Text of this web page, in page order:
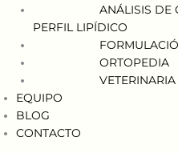
ANÁLISIS DE
PERFIL LIPÍDICO
ORTOPEDIA
VETERINARIA
EQUIPO
BLOG
CONTACTO